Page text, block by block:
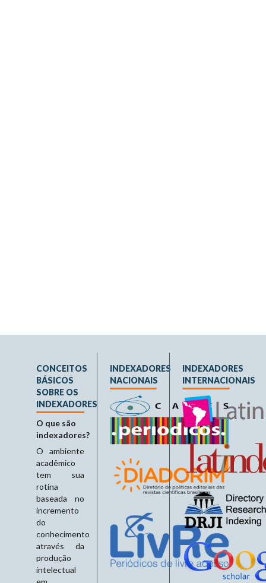
CONCEITOS
BÁSICOS
SOBRE OS
INDEXADORES
O que são
indexadores?
O ambiente
acadêmico
tem sua
rotina
baseada no
incremento
do
conhecimento
através da
produção
intelectual
INDEXADORES
NACIONAIS
INDEXADORES
INTERNACIONAIS